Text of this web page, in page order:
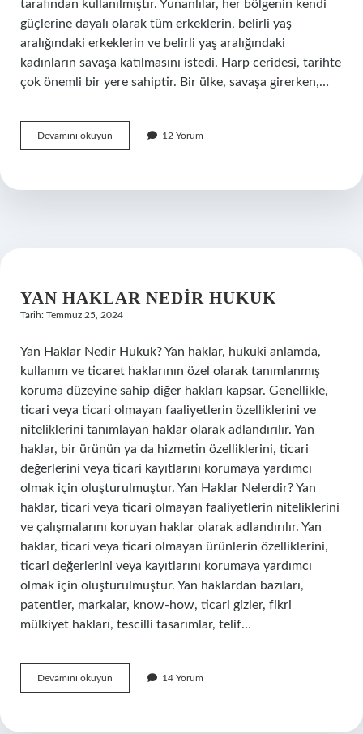
tarafından kullanılmıştır. Yunanlılar, her bölgenin kendi
güçlerine dayalı olarak tüm erkeklerin, belirli yaş
aralığındaki erkeklerin ve belirli yaş aralığındaki
kadınların savaşa katılmasını istedi. Harp ceridesi, tarihte
çok önemli bir yere sahiptir. Bir ülke, savaşa girerken,…
Devamını okuyun
ceridesi
12 Yorum
YAN HAKLAR NEDIR HUKUK
Tarih: Temmuz 25, 2024
Yan Haklar Nedir Hukuk? Yan haklar, hukuki anlamda,
kullanım ve ticaret haklarının özel olarak tanımlanmış
koruma düzeyine sahip diğer hakları kapsar. Genellikle,
ticari veya ticari olmayan faaliyetlerin özelliklerini ve
niteliklerini tanımlayan haklar olarak adlandırılır. Yan
haklar, bir ürünün ya da hizmetin özelliklerini, ticari
değerlerini veya ticari kayıtlarını korumaya yardımcı
olmak için oluşturulmuştur. Yan Haklar Nelerdir? Yan
haklar, ticari veya ticari olmayan faaliyetlerin niteliklerini
ve çalışmalarını koruyan haklar olarak adlandırılır. Yan
haklar, ticari veya ticari olmayan ürünlerin özelliklerini,
ticari değerlerini veya kayıtlarını korumaya yardımcı
olmak için oluşturulmuştur. Yan haklardan bazıları,
patentler, markalar, know-how, ticari gizler, fikri
mülkiyet hakları, tescilli tasarımlar, telif…
Devamını okuyun
haklar
14 Yorum